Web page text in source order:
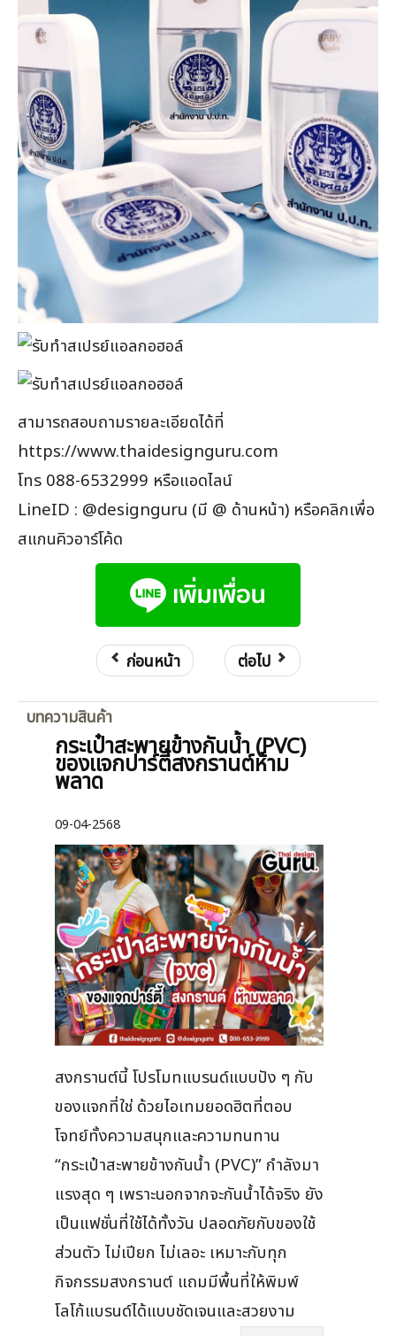
สามารถสอบถามรายละเอียดได้ที่
https://www.thaidesignguru.com
โทร 088-6532999 หรือแอดไลน์
LineID : @designguru (มี @ ด้านหน้า) หรือคลิกเพื่อ
สแกนคิวอาร์โค้ด
ก่อนหน้า ต่อไป
บทความสินค้า
กระเป๋าสะพายข้างกันน้ำ (PVC)
ของแจกปาร์ตี้สงกรานต์ห้าม
พลาด
09-04-2568
สงกรานต์นี้ โปรโมทแบรนด์แบบปัง ๆ กับ
ของแจกที่ใช่ ด้วยไอเทมยอดฮิตที่ตอบ
โจทย์ทั้งความสนุกและความทนทาน
“กระเป๋าสะพายข้างกันน้ำ (PVC)” กำลังมา
แรงสุด ๆ เพราะนอกจากจะกันน้ำได้จริง ยัง
เป็นแฟชั่นที่ใช้ได้ทั้งวัน ปลอดภัยกับของใช้
ส่วนตัว ไม่เปียก ไม่เลอะ เหมาะกับทุก
กิจกรรมสงกรานต์ แถมมีพื้นที่ให้พิมพ์
โลโก้แบรนด์ได้แบบชัดเจนและสวยงาม